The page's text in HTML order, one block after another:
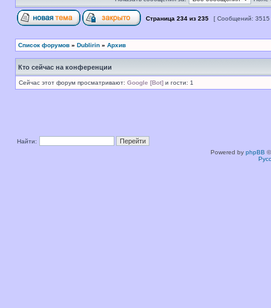
Страница 234 из 235 [ Сообщений:
Список форумов » Dublirin » Архив
Кто сейчас на конференции
Сейчас этот форум просматривают: Google [Bot] и гости: 1
Найти:
Powered by phpBB